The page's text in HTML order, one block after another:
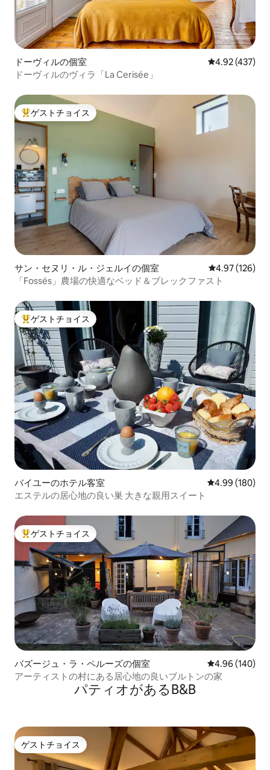
ドーヴィルの個室 レビュー437
4.92 (437)
ドーヴィルのヴィラ「La Cerisée」
大好評のゲストチョイスです。
ゲストチョイス
サン・セヌリ・ル・ジェルイの個室 レビュー126
4.97 (126)
「Fossés」農場の快適なベッド＆ブレックファスト
大好評のゲストチョイスです。
ゲストチョイス
バイユーのホテル客室 レビュー180
4.99 (180)
エステルの居心地の良い巣 大きな親用スイート
大好評のゲストチョイスです。
ゲストチョイス
バズージュ・ラ・ペルーズの個室 レビュー140
4.96 (140)
アーティストの村にある居心地の良いブルトンの家
パティオがあるB&B
ゲストチョイス
ゲストチョイス